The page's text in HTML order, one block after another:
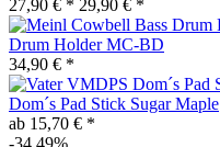
27,90 € * 29,90 € *
Drum Holder MC-BD
34,90 € *
Dom´s Pad Stick Sugar Maple
ab 15,70 € *
-34.49%